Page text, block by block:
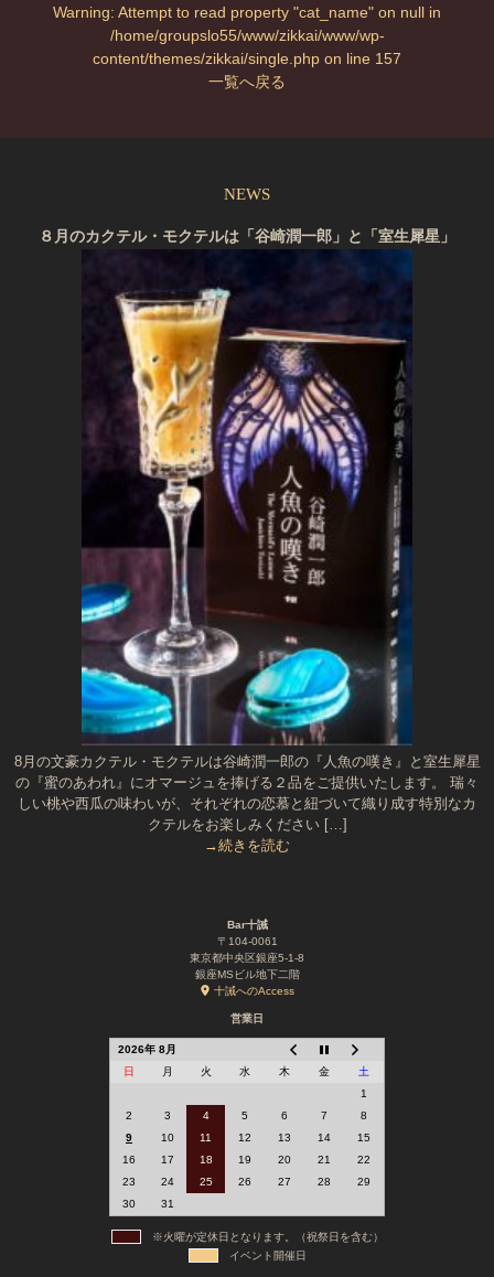
Warning: Attempt to read property "cat_name" on null in
/home/groupslo55/www/zikkai/www/wp-
content/themes/zikkai/single.php on line 157
一覧へ戻る
NEWS
８月のカクテル・モクテルは「谷崎潤一郎」と「室生犀星」
8月の文豪カクテル・モクテルは谷崎潤一郎の『人魚の嘆き』と室生犀星
の『蜜のあわれ』にオマージュを捧げる２品をご提供いたします。 瑞々
しい桃や西瓜の味わいが、それぞれの恋慕と紐づいて織り成す特別なカ
クテルをお楽しみください […]
→続きを読む
Bar十誡
〒104-0061
東京都中央区銀座5-1-8
銀座MSビル地下二階
十誡へのAccess
営業日
2026年 8月
日
月 火 水 木 金
土
1
2
3 4 5 6 7
8
9
10 11 12 13 14
15
16
17 18 19 20 21
22
23
24 25 26 27 28
29
30
31
※火曜が定休日となります。（祝祭日を含む）
イベント開催日